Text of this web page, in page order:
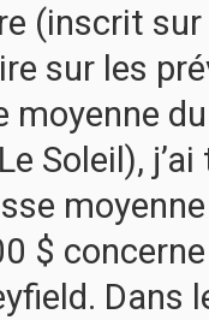
(inscrit
sur les
moyenne
Soleil),
$
Dans